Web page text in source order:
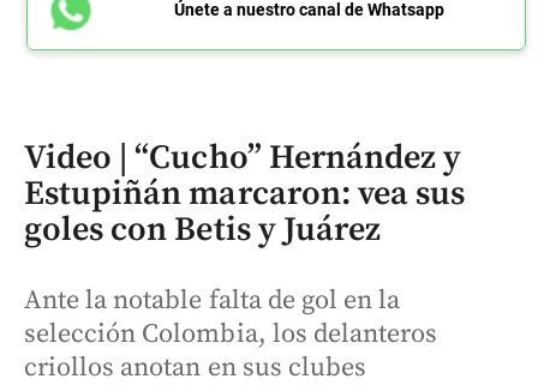
Únete a nuestro canal de Whatsapp
Video | “Cucho” Hernández y
Estupiñán marcaron: vea sus
goles con Betis y Juárez
Ante la notable falta de gol en la
selección Colombia, los delanteros
criollos anotan en sus clubes